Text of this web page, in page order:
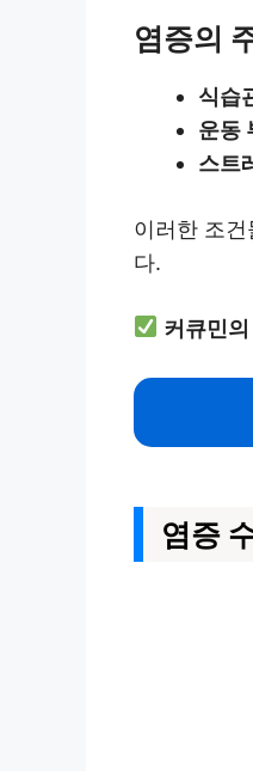
염증의
식습
운동
스트
이러한 조
다.
커큐민
염증